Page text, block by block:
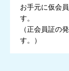
お手元に仮会
す。
（正会員証の
す。）